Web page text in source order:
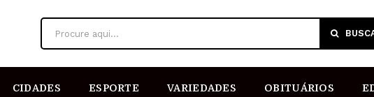
Procure aqui...
CIDADES ESPORTE VARIEDADES OBITUÁRIOS